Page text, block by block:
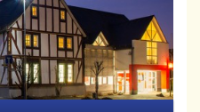
Eschenburg e.V.